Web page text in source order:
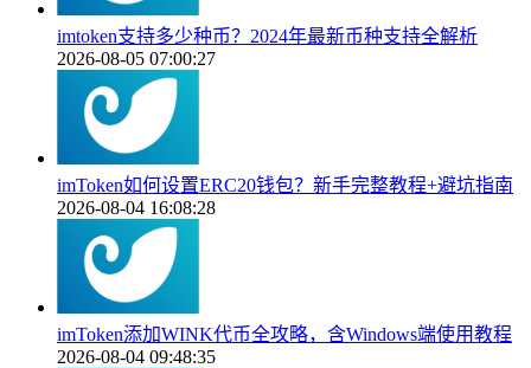
imtoken支持多少种币？2024年最新币种支持全解析
2026-08-05 07:00:27
imToken如何设置ERC20钱包？新手完整教程+避坑指南
2026-08-04 16:08:28
imToken添加WINK代币全攻略，含Windows端使用教程
2026-08-04 09:48:35